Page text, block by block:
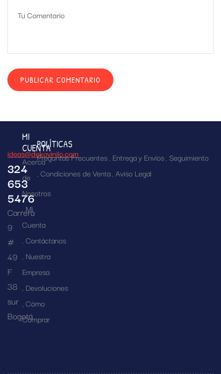
ideas@dekovinilo.com
324
653
5476
Carrera
9
#
49
F
38
sur
Bogotá
MI
CUENTA
Acerca
de
Nosotros
Mi
Cuenta
Contáctanos
Nuestra
Empresa
Devoluciones
Cómo
Comprar
POLÍTICAS
Preguntas Frecuentes Entrega y Envíos Seguimiento
Condiciones de Venta Aviso Legal